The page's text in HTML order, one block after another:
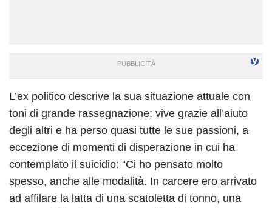
L’ex politico descrive la sua situazione attuale con
toni di grande rassegnazione: vive grazie all’aiuto
degli altri e ha perso quasi tutte le sue passioni, a
eccezione di momenti di disperazione in cui ha
contemplato il suicidio: “Ci ho pensato molto
spesso, anche alle modalità. In carcere ero arrivato
ad affilare la latta di una scatoletta di tonno, una